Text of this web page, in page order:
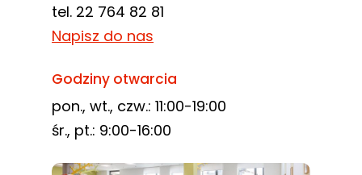
tel. 22 764 82 81
Napisz do nas
Godziny otwarcia
pon., wt., czw.: 11:00-19:00
śr., pt.: 9:00-16:00